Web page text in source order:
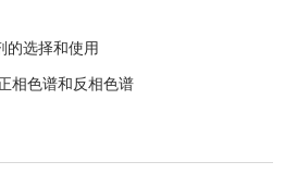
的选择和使用
相色谱和反相色谱